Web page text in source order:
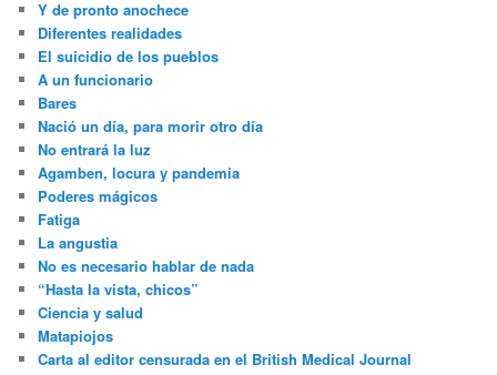
Y de pronto anochece
Diferentes realidades
El suicidio de los pueblos
A un funcionario
Bares
Nació un día, para morir otro día
No entrará la luz
Agamben, locura y pandemia
Poderes mágicos
Fatiga
La angustia
No es necesario hablar de nada
“Hasta la vista, chicos”
Ciencia y salud
Matapiojos
Carta al editor censurada en el British Medical Journal